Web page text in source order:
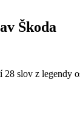
Škoda
slov z